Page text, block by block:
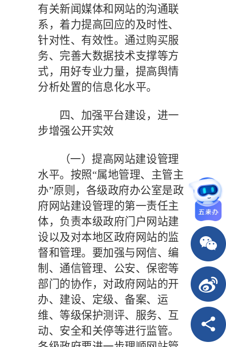
有关新闻媒体和网站的沟通联
系，着力提高回应的及时性、
针对性、有效性。通过购买服
务、完善大数据技术支撑等方
式，用好专业力量，提高舆情
分析处置的信息化水平。
四、加强平台建设，进一
步增强公开实效
（一）提高网站建设管理
水平。 按照“属地管理、主管主
办”原则，各级政府办公室是政
府网站建设管理的第一责任主
体，负责本级政府门户网站建
设以及对本地区政府网站的监
督和管理。要加强与网信、编
制、通信管理、公安、保密等
部门的协作，对政府网站的开
办、建设、定级、备案、运
维、等级保护测评、服务、互
动、安全和关停等进行监管。